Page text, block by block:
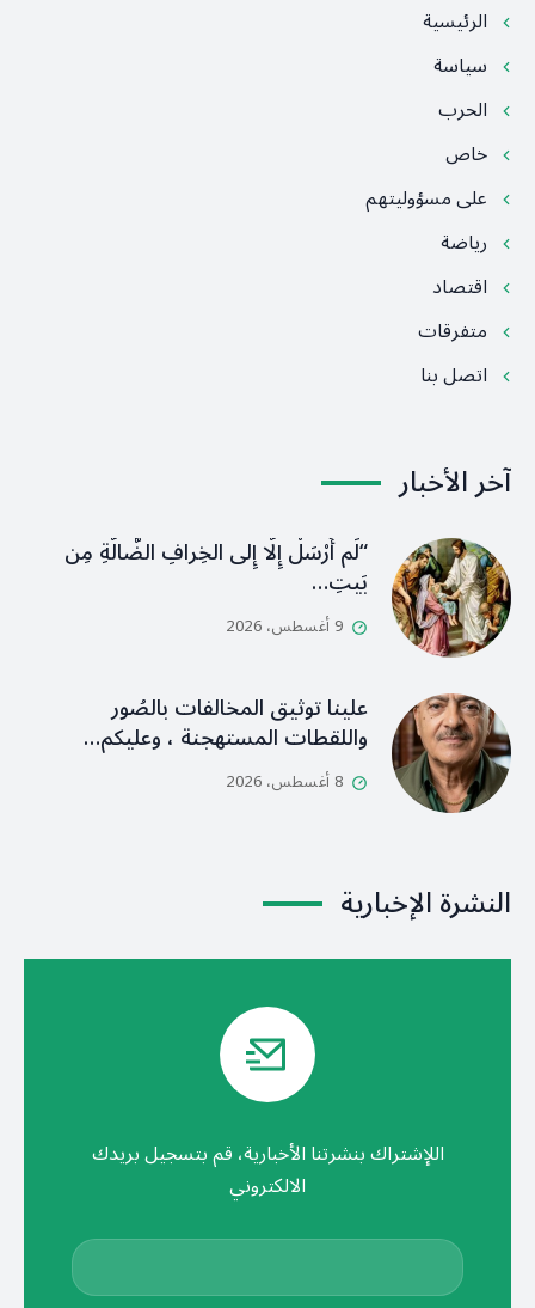
الرئيسية
سياسة
الحرب
خاص
على مسؤوليتهم
رياضة
اقتصاد
متفرقات
اتصل بنا
آخر الأخبار
“لَم أُرْسَلْ إِلَّا إِلى الخِرافِ الضَّالَّةِ مِن
بَيتِ…
9 أغسطس، 2026
علينا توثيق المخالفات بالصُور
واللقطات المستهجنة ، وعليكم…
8 أغسطس، 2026
النشرة الإخبارية
اللإشتراك بنشرتنا الأخبارية، قم بتسجيل بريدك
الالكتروني